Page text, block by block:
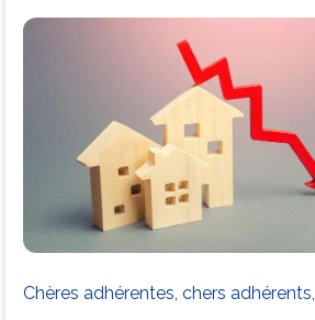
Chères adhérentes, chers adhérents,